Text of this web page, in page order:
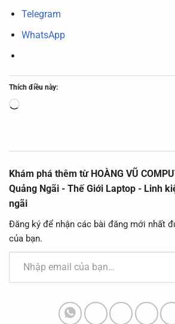
Telegram
WhatsApp
Thích điều này:
Đang
Khám phá thêm từ HOÀNG VŨ
Quảng Ngãi - Thế Giới Laptop - Linh
ngãi
Đăng ký để nhận các bài đăng mới nhất
của bạn.
Nhập email của bạn…